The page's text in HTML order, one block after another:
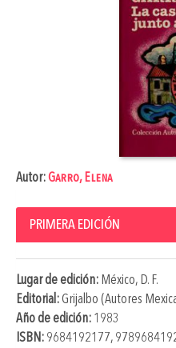
Autor:Garro, Elena
PRIMERA EDICIÓN
Lugar de edición: México, D. F.
Editorial:Grijalbo (Autores
Año de edición: 1983
ISBN: 9684192177,